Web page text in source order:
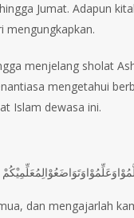
Jumat. Adapun
mengungkapkan.
menjelang sholat
mengetahui
Islam dewasa ini.
dan mengajarlah